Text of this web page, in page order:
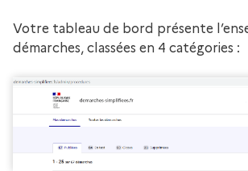
Votre tableau de bord présente
démarches, classées en 4 catégories :